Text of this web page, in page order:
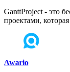
GanttProject - это
проектами,
Awario